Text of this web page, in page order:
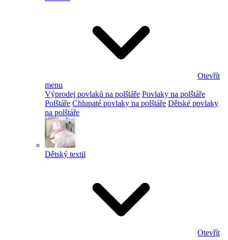
Otevřít
menu
Výprodej povlaků na polštáře Povlaky na polštáře
Polštáře Chlupaté povlaky na polštáře Dětské povlaky
na polštáře
Dětský textil
Otevřít